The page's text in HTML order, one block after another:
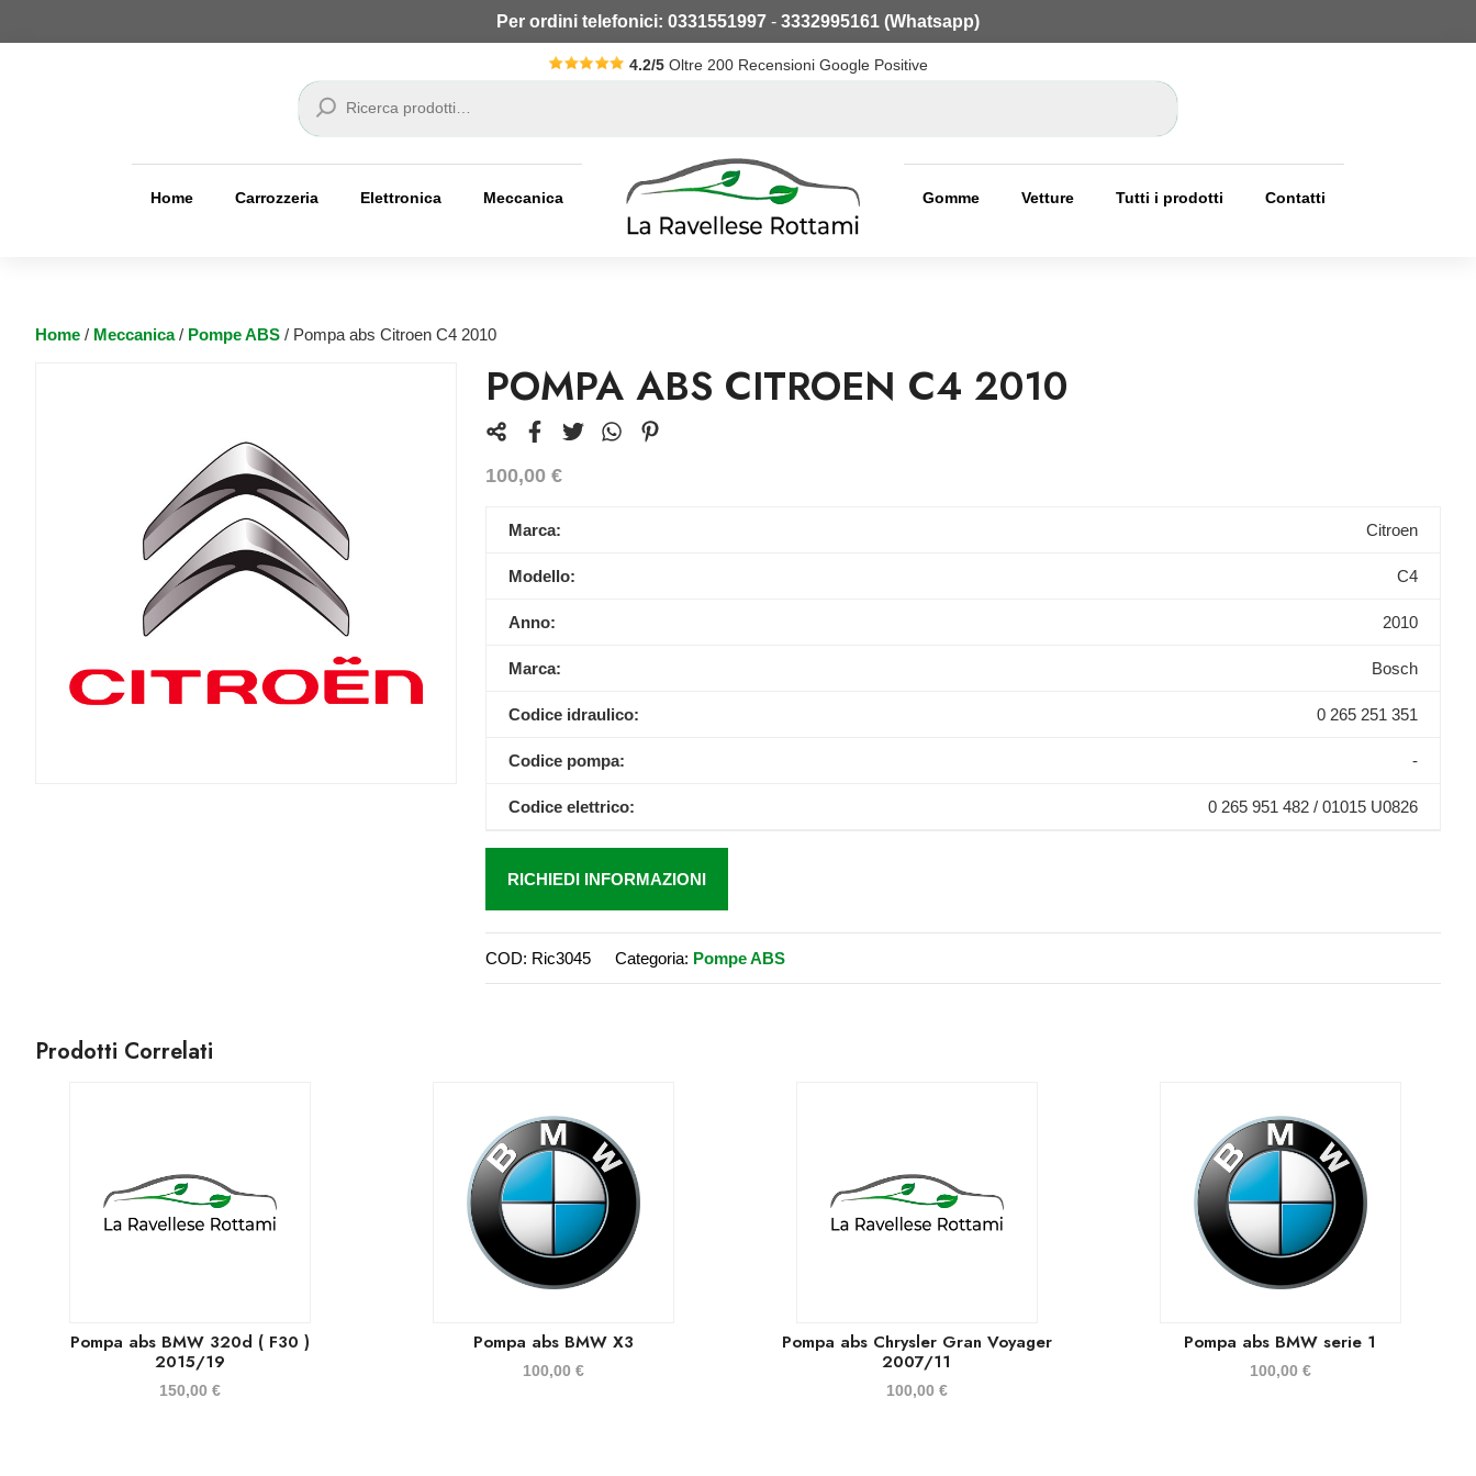
Per ordini telefonici: 0331551997 - 3332995161 (Whatsapp)
4.2/5 Oltre 200 Recensioni Google Positive
Cerca
Home Carrozzeria Elettronica Meccanica Gomme Vetture Tutti i prodotti Contatti
Home / Meccanica/ Pompe ABS / Pompa abs Citroen C4 2010
POMPA ABS CITROEN C4 2010
100,00 €
Marca: Citroen
Modello: C4
Anno: 2010
Marca: Bosch
Codice idraulico: 0 265 251 351
Codice pompa: -
Codice elettrico: 0 265 951 482 / 01015 U0826
RICHIEDI INFORMAZIONI
COD: Ric3045 Categoria: Pompe ABS
Prodotti Correlati
Pompa abs BMW 320d ( F30 )
2015/19
150,00€
Pompa abs BMW X3
100,00 €
Pompa abs Chrysler Gran Voyager
2007/11
100,00 €
Pompa abs BMW serie 1
100,00 €